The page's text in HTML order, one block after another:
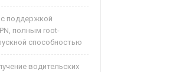
с поддержкой
полным root-
способностью
водительских